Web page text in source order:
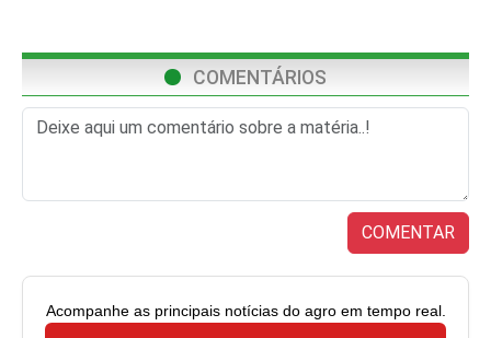
COMENTÁRIOS
COMENTAR
Acompanhe as principais notícias do agro em tempo real.